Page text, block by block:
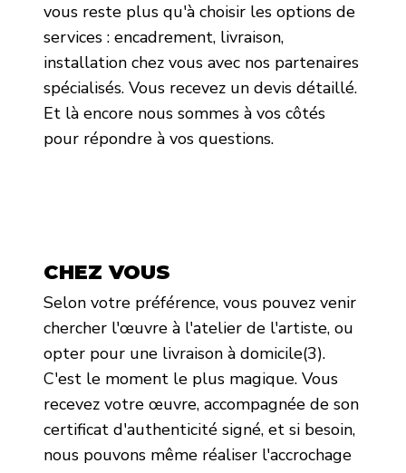
vous reste plus qu'à choisir les options de
services : encadrement, livraison,
installation chez vous avec nos partenaires
spécialisés. Vous recevez un devis détaillé.
Et là encore nous sommes à vos côtés
pour répondre à vos questions.
CHEZ VOUS
Selon votre préférence, vous pouvez venir
chercher l'œuvre à l'atelier de l'artiste, ou
opter pour une livraison à domicile(3).
C'est le moment le plus magique. Vous
recevez votre œuvre, accompagnée de son
certificat d'authenticité signé, et si besoin,
nous pouvons même réaliser l'accrochage